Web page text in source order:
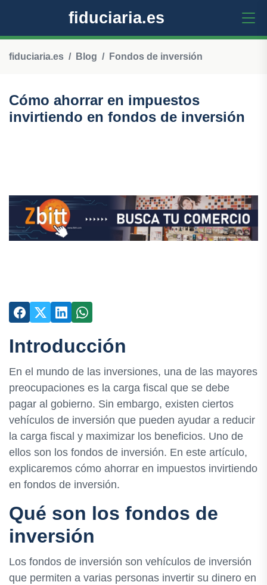
fiduciaria.es
fiduciaria.es Blog Fondos de inversión
Cómo ahorrar en impuestos
invirtiendo en fondos de inversión
Introducción
En el mundo de las inversiones, una de las mayores
preocupaciones es la carga fiscal que se debe
pagar al gobierno. Sin embargo, existen ciertos
vehículos de inversión que pueden ayudar a reducir
la carga fiscal y maximizar los beneficios. Uno de
ellos son los fondos de inversión. En este artículo,
explicaremos cómo ahorrar en impuestos invirtiendo
en fondos de inversión.
Qué son los fondos de
inversión
Los fondos de inversión son vehículos de inversión
que permiten a varias personas invertir su dinero en